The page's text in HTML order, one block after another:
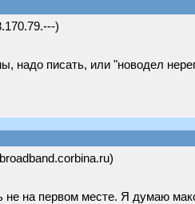
)
надо писать, или "новодел
не на первом месте. Я думаю